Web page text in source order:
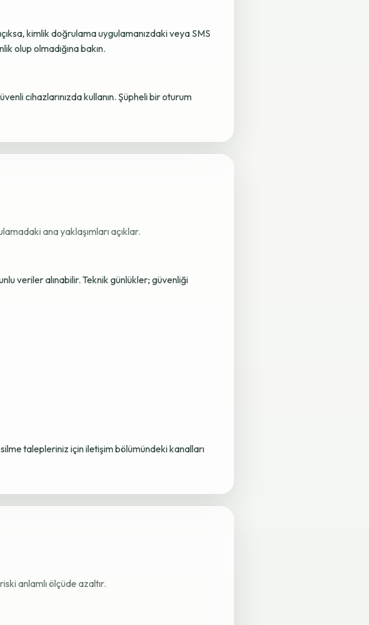
kimlik doğrulama uygulamanızdaki veya SMS
olup olmadığına bakın.
cihazlarınızda kullanın. Şüpheli bir oturum
ana yaklaşımları açıklar.
veriler alınabilir. Teknik günlükler; güvenliği
talepleriniz için iletişim bölümündeki kanalları
anlamlı ölçüde azaltır.